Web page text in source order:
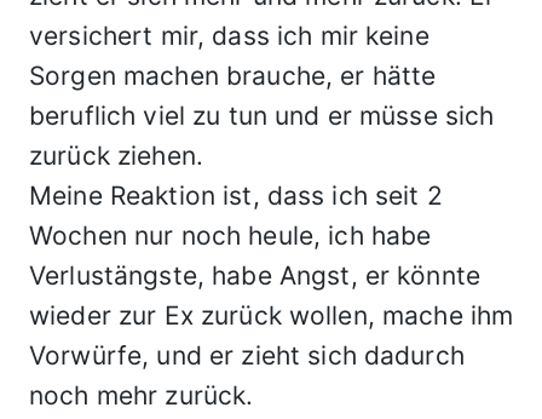
versichert mir, dass ich mir keine
Sorgen machen brauche, er hätte
beruflich viel zu tun und er müsse sich
zurück ziehen.
Meine Reaktion ist, dass ich seit 2
Wochen nur noch heule, ich habe
Verlustängste, habe Angst, er könnte
wieder zur Ex zurück wollen, mache ihm
Vorwürfe, und er zieht sich dadurch
noch mehr zurück.